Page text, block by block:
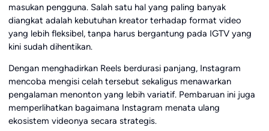
masukan pengguna. Salah satu hal yang paling banyak
diangkat adalah kebutuhan kreator terhadap format video
yang lebih fleksibel, tanpa harus bergantung pada IGTV yang
kini sudah dihentikan.
Dengan menghadirkan Reels berdurasi panjang, Instagram
mencoba mengisi celah tersebut sekaligus menawarkan
pengalaman menonton yang lebih variatif. Pembaruan ini juga
memperlihatkan bagaimana Instagram menata ulang
ekosistem videonya secara strategis.